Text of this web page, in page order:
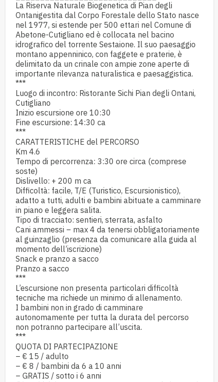
La Riserva Naturale Biogenetica di Pian degli
Ontanigestita dal Corpo Forestale dello Stato nasce
nel 1977, si estende per 500 ettari nel Comune di
Abetone-Cutigliano ed è collocata nel bacino
idrografico del torrente Sestaione. Il suo paesaggio
montano appenninico, con faggete e praterie, è
delimitato da un crinale con ampie zone aperte di
importante rilevanza naturalistica e paesaggistica.
***
Luogo di incontro: Ristorante Sichi Pian degli Ontani,
Cutigliano
Inizio escursione ore 10:30
Fine escursione: 14:30 ca
***
CARATTERISTICHE del PERCORSO
Km 4.6
Tempo di percorrenza: 3:30 ore circa (comprese
soste)
Dislivello: + 200 m ca
Difficoltà: facile, T/E (Turistico, Escursionistico),
adatto a tutti, adulti e bambini abituate a camminare
in piano e leggera salita.
Tipo di tracciato: sentieri, sterrata, asfalto
Cani ammessi – max 4 da tenersi obbligatoriamente
al guinzaglio (presenza da comunicare alla guida al
momento dell’iscrizione)
Snack e pranzo a sacco
Pranzo a sacco
***
L’escursione non presenta particolari difficoltà
tecniche ma richiede un minimo di allenamento.
I bambini non in grado di camminare
autonomamente per tutta la durata del percorso
non potranno partecipare all’uscita.
***
QUOTA DI PARTECIPAZIONE
– € 15 / adulto
– € 8 / bambini da 6 a 10 anni
– GRATIS / sotto i 6 anni